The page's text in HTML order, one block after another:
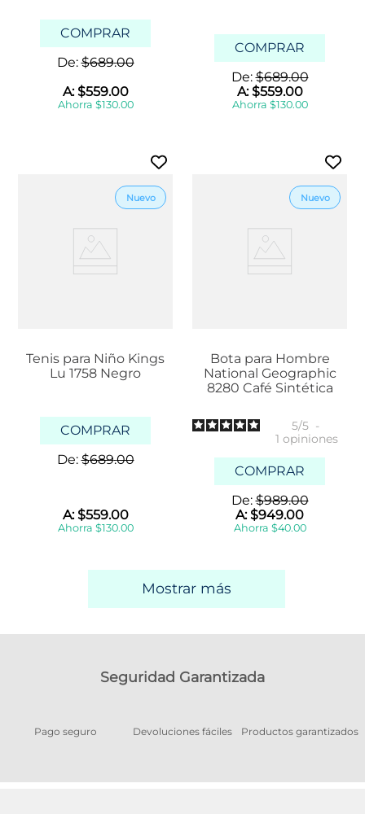
COMPRAR
De:$689.00
A:$559.00
Ahorra $130.00
COMPRAR
De:$689.00
A:$559.00
Ahorra $130.00
Tenis para Niño Kings
Lu 1758 Negro
COMPRAR
De:$689.00
A:$559.00
Ahorra $130.00
Bota para Hombre
National Geographic
8280 Café Sintética
5/5 -
1 opiniones
COMPRAR
De:$989.00
A:$949.00
Ahorra $40.00
Mostrar más
Seguridad Garantizada
Pago seguro Devoluciones fáciles Productos garantizados